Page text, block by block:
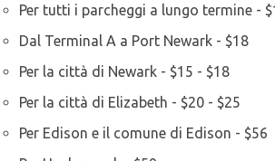
Per tutti i parcheggi a lungo termine -
Dal Terminal A a Port Newark - $18
Per la città di Newark - $15 - $18
Per la città di Elizabeth - $20 - $25
Per Edison e il comune di Edison - $56